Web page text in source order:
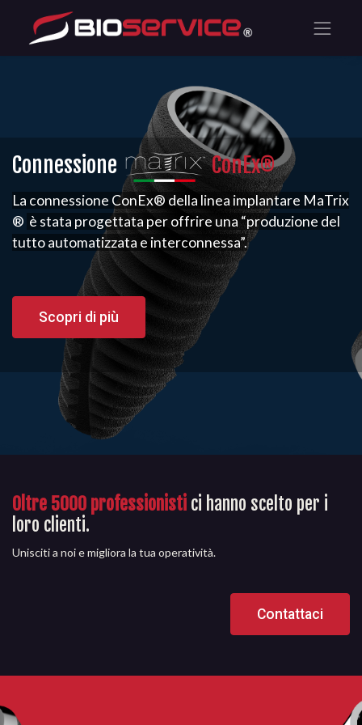
Connessione ConEx®
La connessione ConEx® della linea implantare MaTrix
® è stata progettata per offrire una “produzione del
tutto automatizzata e interconnessa”.
Scopri di più
Oltre 5000 professionisti ci hanno scelto per i
loro clienti.
Unisciti a noi e migliora la tua operatività.
Contattaci